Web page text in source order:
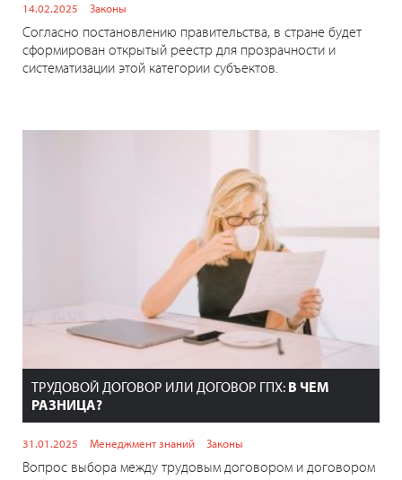
14.02.2025 Законы
Согласно постановлению правительства, в стране будет
сформирован открытый реестр для прозрачности и
систематизации этой категории субъектов.
ТРУДОВОЙ ДОГОВОР ИЛИ ДОГОВОР ГПХ: В ЧЕМ
РАЗНИЦА?
31.01.2025 Менеджмент знаний Законы
Вопрос выбора между трудовым договором и договором